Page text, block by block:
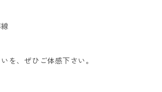
を、ぜひご体感下さい。